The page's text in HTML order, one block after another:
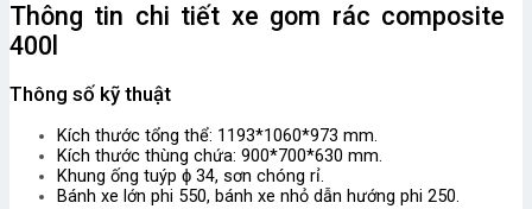
Thông tin chi tiết xe gom rác composite
400l
Thông số kỹ thuật
Kích thước tổng thể: 1193*1060*973 mm.
Kích thước thùng chứa: 900*700*630 mm.
Khung ống tuýp ɸ 34, sơn chóng rỉ.
Bánh xe lớn phi 550, bánh xe nhỏ dẫn hướng phi 250.